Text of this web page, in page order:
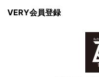
VERY会員登録